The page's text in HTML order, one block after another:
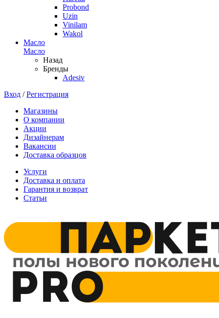
Probond
Uzin
Vinilam
Wakol
Масло
Масло
Назад
Бренды
Adesiv
Вход /Регистрация
Магазины
О компании
Акции
Дизайнерам
Вакансии
Доставка образцов
Услуги
Доставка и оплата
Гарантия и возврат
Статьи